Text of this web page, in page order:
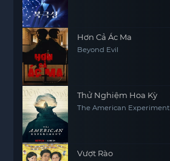
Hơn Cả Ác Ma
Beyond Evil
Thử Nghiệm Hoa Kỳ
The American Experiment
Vượt Rào